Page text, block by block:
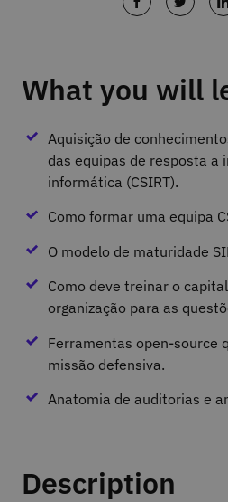
What you will
Aquisição de
das equipas de resposta a
informática (CSIRT).
Como formar uma equipa
O modelo de maturidade
Como deve treinar o
organização para as
Ferramentas open-source
missão defensiva.
Anatomia de auditorias e
Description